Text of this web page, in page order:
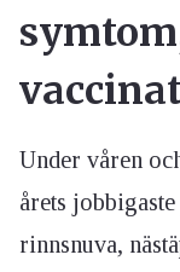
Under våren
årets
rinnsnuva,